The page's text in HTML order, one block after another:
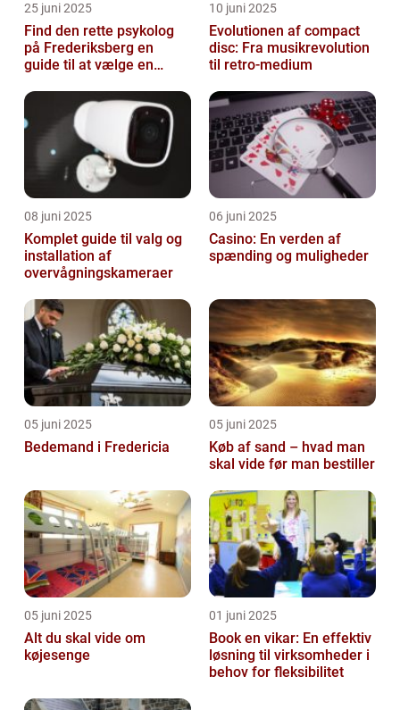
25 juni 2025
Find den rette psykolog
på Frederiksberg en
guide til at vælge en
10 juni 2025
Evolutionen af compact
disc: Fra musikrevolution
til retro-medium
08 juni 2025
Komplet guide til valg og
installation af
overvågningskameraer
06 juni 2025
Casino: En verden af
spænding og muligheder
05 juni 2025
Bedemand i Fredericia
05 juni 2025
Køb af sand – hvad man
skal vide før man bestiller
05 juni 2025
Alt du skal vide om
køjesenge
01 juni 2025
Book en vikar: En effektiv
løsning til virksomheder i
behov for fleksibilitet